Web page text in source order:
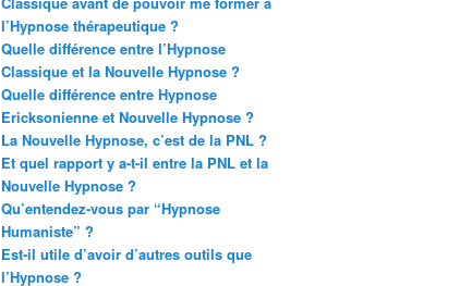
l’Hypnose thérapeutique ?
Quelle différence entre l’Hypnose
Classique et la Nouvelle Hypnose ?
Quelle différence entre Hypnose
Ericksonienne et Nouvelle Hypnose ?
La Nouvelle Hypnose, c’est de la PNL ?
Et quel rapport y a-t-il entre la PNL et la
Nouvelle Hypnose ?
Qu’entendez-vous par “Hypnose
Humaniste” ?
Est-il utile d’avoir d’autres outils que
l’Hypnose ?